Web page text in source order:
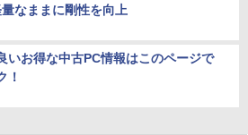
なままに剛性を向上
いお得な中古PC情報はこのページで
！